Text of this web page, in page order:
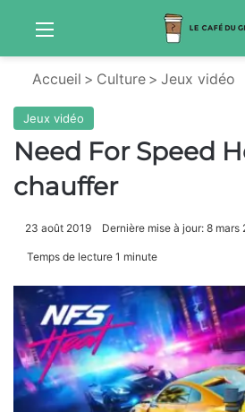
Menu
Accueil > Culture > Jeux vidéo
Jeux vidéo
Need For Speed
chauffer
23 août 2019 Dernière mise à jour: 8 mars
Temps de lecture 1 minute